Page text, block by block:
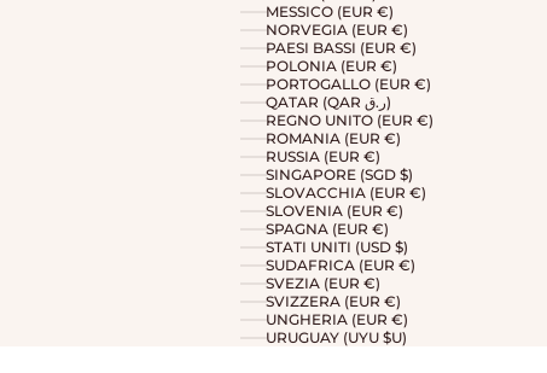
MESSICO (EUR €)
NORVEGIA (EUR €)
PAESI BASSI (EUR €)
POLONIA (EUR €)
PORTOGALLO (EUR €)
QATAR (QAR ر.ق)
REGNO UNITO (EUR €)
ROMANIA (EUR €)
RUSSIA (EUR €)
SINGAPORE (SGD $)
SLOVACCHIA (EUR €)
SLOVENIA (EUR €)
SPAGNA (EUR €)
STATI UNITI (USD $)
SUDAFRICA (EUR €)
SVEZIA (EUR €)
SVIZZERA (EUR €)
UNGHERIA (EUR €)
URUGUAY (UYU $U)